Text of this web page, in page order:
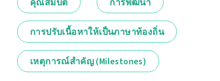
คุณสมบัติ การพัฒนา
การปรับเนื้อหาให้เป็นภาษาท้องถิ่น
เหตุการณ์สำคัญ (Milestones)